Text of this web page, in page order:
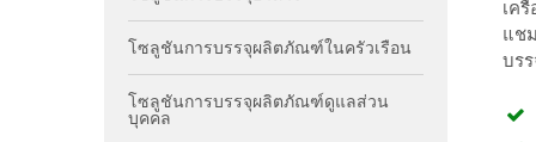
เค
แช
บร
โซลูชันการบรรจุผลิตภัณฑ์ในครัวเรือน
โซลูชันการบรรจุผลิตภัณฑ์ดูแลส่วน
บุคคล